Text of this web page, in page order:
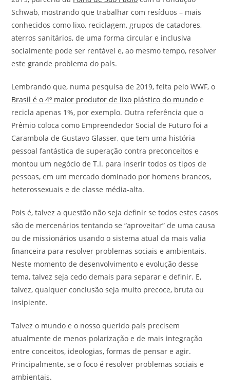
Schwab, mostrando que trabalhar com resíduos – mais
conhecidos como lixo, reciclagem, grupos de catadores,
aterros sanitários, de uma forma circular e inclusiva
socialmente pode ser rentável e, ao mesmo tempo, resolver
este grande problema do país.
Lembrando que, numa pesquisa de 2019, feita pelo WWF, o
Brasil é o 4º maior produtor de lixo plástico do mundo e
recicla apenas 1%, por exemplo. Outra referência que o
Prêmio coloca como Empreendedor Social de Futuro foi a
Carambola de Gustavo Glasser, que tem uma história
pessoal fantástica de superação contra preconceitos e
montou um negócio de T.I. para inserir todos os tipos de
pessoas, em um mercado dominado por homens brancos,
heterossexuais e de classe média-alta.
Pois é, talvez a questão não seja definir se todos estes casos
são de mercenários tentando se “aproveitar” de uma causa
ou de missionários usando o sistema atual da mais valia
financeira para resolver problemas sociais e ambientais.
Neste momento de desenvolvimento e evolução desse
tema, talvez seja cedo demais para separar e definir. E,
talvez, qualquer conclusão seja muito precoce, bruta ou
insipiente.
Talvez o mundo e o nosso querido país precisem
atualmente de menos polarização e de mais integração
entre conceitos, ideologias, formas de pensar e agir.
Principalmente, se o foco é resolver problemas sociais e
ambientais.